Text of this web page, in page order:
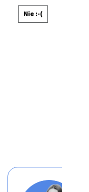
Nie :-(